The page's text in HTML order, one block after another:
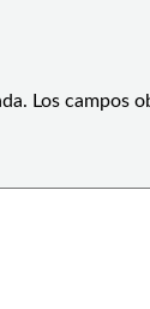
Los campos